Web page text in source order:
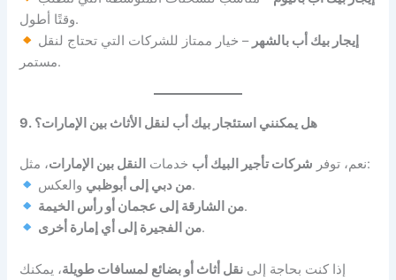
وقتًا أطول.
إيجار بيك أب بالشهر – خيار ممتاز للشركات التي تحتاج لنقل
مستمر.
9. هل يمكنني استئجار بيك أب لنقل الأثاث بين الإمارات؟
نعم، توفر شركات تأجير البيك أب خدمات النقل بين الإمارات
، مثل:
من دبي إلى أبوظبيوالعكس.
من الشارقة إلى عجمان أو رأس الخيمة.
من الفجيرة إلى أي إمارة أخرى.
إذا كنت بحاجة إلى نقل أثاث أو بضائع لمسافات طويلة، يمكنك